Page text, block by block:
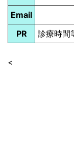
Email
PR
診療時間
<